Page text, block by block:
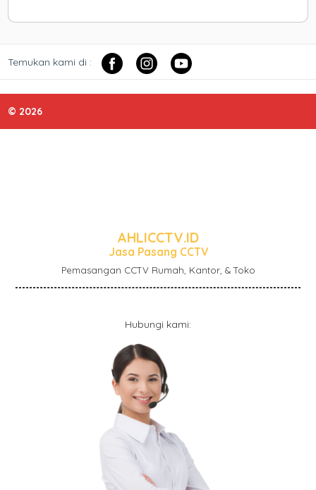
Temukan kami di :
© 2026
AHLICCTV.ID
Jasa Pasang CCTV
Pemasangan CCTV Rumah, Kantor, & Toko
Hubungi kami: